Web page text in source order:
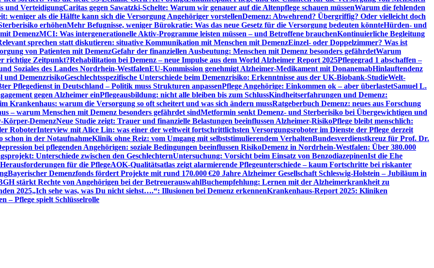
und VerteidigungCaritas gegen Sawatzki-Schelte: Warum wir genauer auf die Altenpflege schauen müssenWarum die fehlenden
weniger als die Hälfte kann sich die Versorgung Angehöriger vorstellenDemenz: Abwehrend? Übergriffig? Oder vielleicht doch
erhöhenMehr Befugnisse, weniger Bürokratie: Was das neue Gesetz für die Versorgung bedeuten könnteHürden- und
DemenzMCI: Was intergenerationelle Aktiv-Programme leisten müssen – und Betroffene brauchenKontinuierliche Begleitung
sprechen statt diskutieren: situative Kommunikation mit Menschen mit DemenzEinzel- oder Doppelzimmer? Was ist
von Patienten mit DemenzGefahr der finanziellen Ausbeutung: Menschen mit Demenz besonders gefährdetWarum
richtige Zeitpunkt?Rehabilitation bei Demenz – neue Impulse aus dem World Alzheimer Report 2025Pflegegrad 1 abschaffen –
Soziales des Landes Nordrhein-WestfalenEU-Kommission genehmigt Alzheimer-Medikament mit DonanemabHinlauftendenz
und DemenzrisikoGeschlechtsspezifische Unterschiede beim Demenzrisiko: Erkenntnisse aus der UK-Biobank-StudieWelt-
Pflegedienst in Deutschland – Politik muss Strukturen anpassenPflege Angehörige: Einkommen ok – aber überlastetSamuel L.
gegen Alzheimer einPflegeausbildung: nicht alle bleiben bis zum SchlussKindheitserfahrungen und Demenz:
Krankenhaus: warum die Versorgung so oft scheitert und was sich ändern mussRatgeberbuch Demenz: neues aus Forschung
– warum Menschen mit Demenz besonders gefährdet sindMetformin senkt Demenz- und Sterberisiko bei Übergewichtigen und
Körper-DemenzNeue Studie zeigt: Trauer und finanzielle Belastungen beeinflussen Alzheimer-RisikoPflege bleibt menschlich:
RoboterInterview mit Alice Lin: was einer der weltweit fortschrittlichsten Versorgungsroboter im Dienste der Pflege derzeit
schon in der NotaufnahmeKlinik ohne Reiz: vom Umgang mit selbststimulierendem VerhaltenBundesverdienstkreuz für Prof. Dr.
bei pflegenden Angehörigen: soziale Bedingungen beeinflussen RisikoDemenz in Nordrhein-Westfalen: Über 380.000
Unterschiede zwischen den GeschlechternUntersuchung: Vorsicht beim Einsatz von BenzodiazepinenIst die Ehe
für die PflegeAOK-Qualitätsatlas zeigt alarmierende Pflegeunterschiede – kaum Fortschritte bei riskanter
Bayerischer Demenzfonds fördert Projekte mit rund 170.000 €20 Jahre Alzheimer Gesellschaft Schleswig-Holstein – Jubiläum in
stärkt Rechte von Angehörigen bei der BetreuerauswahlBuchempfehlung: Lernen mit der Alzheimerkrankheit zu
2025„Ich sehe was, was Du nicht siehst….“: Illusionen bei Demenz erkennenKrankenhaus-Report 2025: Kliniken
– Pflege spielt Schlüsselrolle